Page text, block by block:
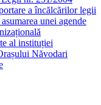
a încălcărilor legii
unei agende
al instituției
Năvodari